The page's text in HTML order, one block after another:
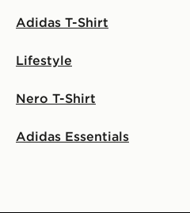
Adidas T-Shirt
Lifestyle
Nero T-Shirt
Adidas Essentials